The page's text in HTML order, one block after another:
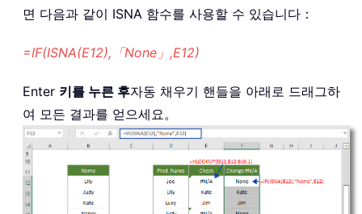
면 다음과 같이 ISNA 함수를 사용할 수 있습니다：
=IF(ISNA(E12),「None」,E12)
Enter 키를 누른 후자동 채우기 핸들을 아래로 드래그하
여 모든 결과를 얻으세요。